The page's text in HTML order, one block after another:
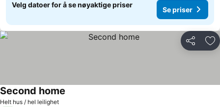
Velg datoer for å se nøyaktige priser
Se priser
Del
Helt hus / hel leilighet
Second home